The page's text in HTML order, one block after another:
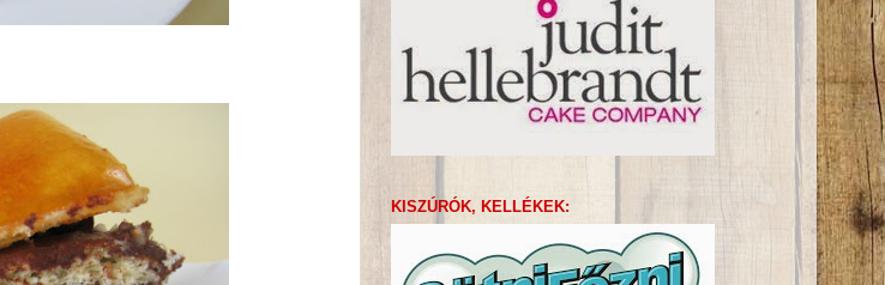
KISZÚRÓK, KELLÉKEK: